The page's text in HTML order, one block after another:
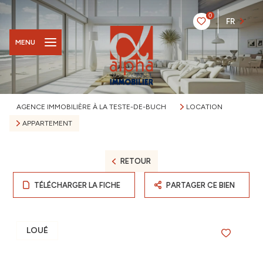
0
FR
MENU
AGENCE IMMOBILIÈRE À LA TESTE-DE-BUCH
LOCATION
APPARTEMENT
RETOUR
TÉLÉCHARGER LA FICHE PARTAGER CE BIEN
LOUÉ